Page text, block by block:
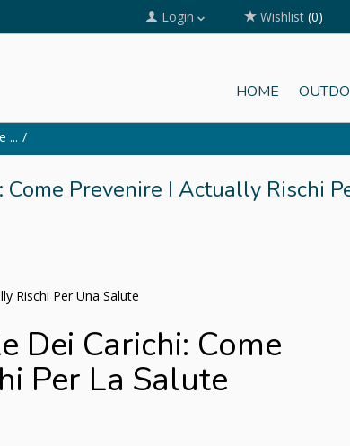
Login Wishlist (0)
HOME
...
Prevenire I Actually Rischi
Rischi Per Una Salute
Dei Carichi: Come
Per La Salute